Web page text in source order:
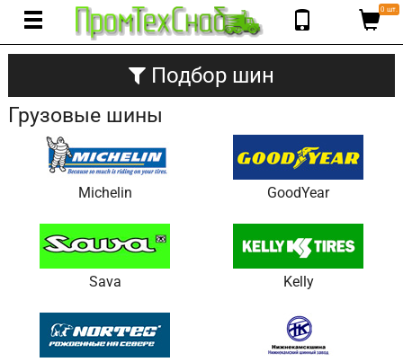
0 шт.
Подбор шин
Грузовые шины
Michelin GoodYear
Sava Kelly